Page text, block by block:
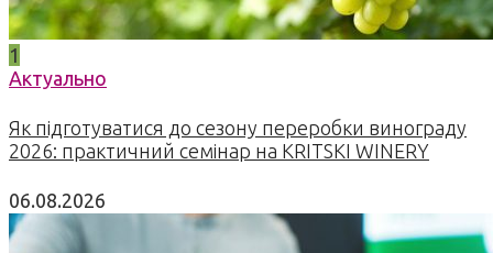
1
Актуально
Як підготуватися до сезону переробки винограду
2026: практичний семінар на KRITSKI WINERY
06.08.2026